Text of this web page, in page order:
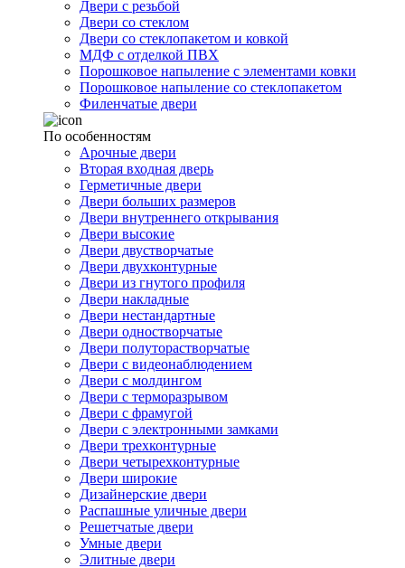
Двери с резьбой
Двери со стеклом
Двери со стеклопакетом и ковкой
МДФ с отделкой ПВХ
Порошковое напыление с элементами ковки
Порошковое напыление со стеклопакетом
Филенчатые двери
По особенностям
Арочные двери
Вторая входная дверь
Герметичные двери
Двери больших размеров
Двери внутреннего открывания
Двери высокие
Двери двустворчатые
Двери двухконтурные
Двери из гнутого профиля
Двери накладные
Двери нестандартные
Двери одностворчатые
Двери полуторастворчатые
Двери с видеонаблюдением
Двери с молдингом
Двери с терморазрывом
Двери с фрамугой
Двери с электронными замками
Двери трехконтурные
Двери четырехконтурные
Двери широкие
Дизайнерские двери
Распашные уличные двери
Решетчатые двери
Умные двери
Элитные двери